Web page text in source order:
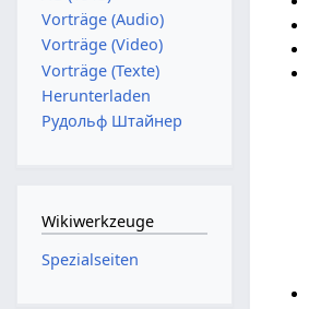
Vorträge (Audio)
Vorträge (Video)
Vorträge (Texte)
Herunterladen
Рудольф Штайнер
Wikiwerkzeuge
Spezialseiten